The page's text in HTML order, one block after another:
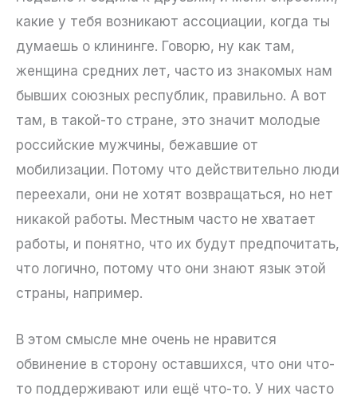
какие у тебя возникают ассоциации, когда ты
думаешь о клининге. Говорю, ну как там,
женщина средних лет, часто из знакомых нам
бывших союзных республик, правильно. А вот
там, в такой-то стране, это значит молодые
российские мужчины, бежавшие от
мобилизации. Потому что действительно люди
переехали, они не хотят возвращаться, но нет
никакой работы. Местным часто не хватает
работы, и понятно, что их будут предпочитать,
что логично, потому что они знают язык этой
страны, например.
В этом смысле мне очень не нравится
обвинение в сторону оставшихся, что они что-
то поддерживают или ещё что-то. У них часто